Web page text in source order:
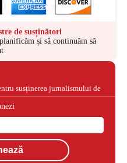
de susținători
și să continuăm să
susținerea jurnalismului de